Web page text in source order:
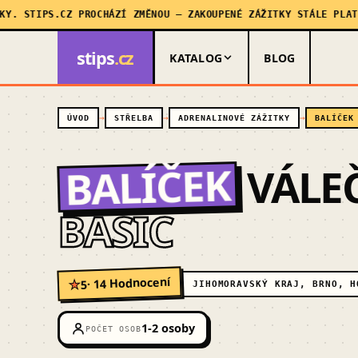
PROCHÁZÍ ZMĚNOU — ZAKOUPENÉ ZÁŽITKY STÁLE PLATÍ, MY
stips.cz KATALOG BLOG
ÚVOD STŘELBA ADRENALINOVÉ ZÁŽITKY BALÍČEK
BALÍČEK
BASIC
★5· 14 Hodnocení JIHOMORAVSKÝ KRAJ, BRNO,
POČET OSOB1-2 osoby